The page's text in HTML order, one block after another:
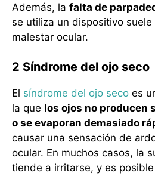
Además, la falta de
se utiliza un dispositivo
malestar ocular.
2 Síndrome del ojo seco
El síndrome del ojo seco es
la que los ojos no producen
o se evaporan demasiado
causar una sensación de
ocular. En muchos casos, la
tiende a irritarse, y es